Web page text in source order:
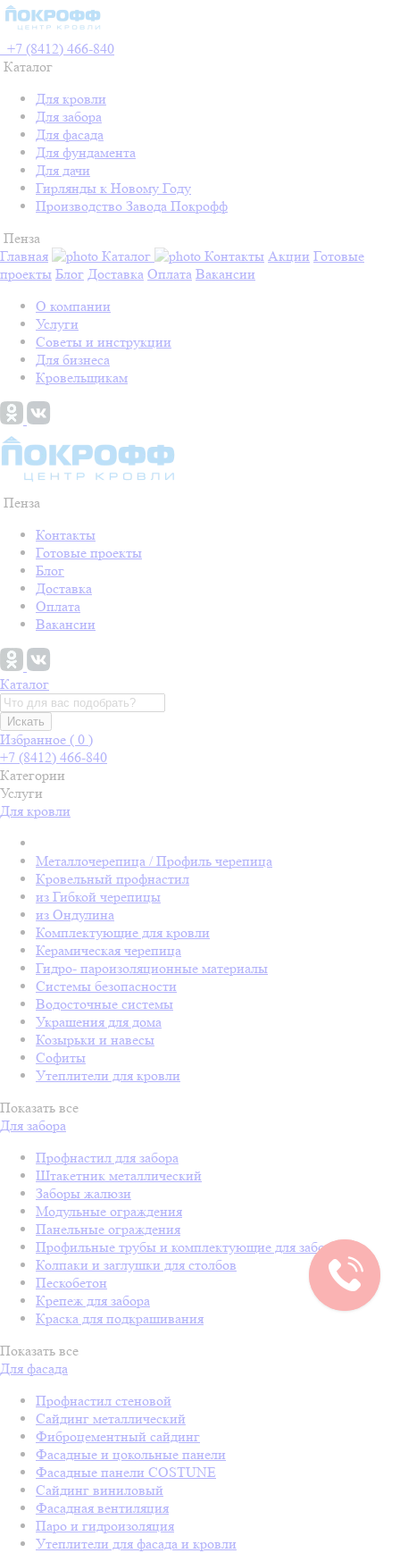
+7 (8412) 466-840
Каталог
Для кровли
Для забора
Для фасада
Для фундамента
Для дачи
Гирлянды к Новому Году
Производство Завода Покрофф
Пенза
Главная
Каталог Контакты Акции Готовые
проекты Блог Доставка Оплата Вакансии
О компании
Услуги
Советы и инструкции
Для бизнеса
Кровельщикам
Пенза
Контакты
Готовые проекты
Блог
Доставка
Оплата
Вакансии
Каталог
Искать
Избранное ( 0 )
+7 (8412) 466-840
Категории
Услуги
Для кровли
Металлочерепица / Профиль черепица
Кровельный профнастил
из Гибкой черепицы
из Ондулина
Комплектующие для кровли
Керамическая черепица
Гидро- пароизоляционные материалы
Системы безопасности
Водосточные системы
Украшения для дома
Козырьки и навесы
Софиты
Утеплители для кровли
Показать все
Для забора
Профнастил для забора
Штакетник металлический
Заборы жалюзи
Модульные ограждения
Панельные ограждения
Профильные трубы и комплектующие для забора
Колпаки и заглушки для столбов
Пескобетон
Крепеж для забора
Краска для подкрашивания
Показать все
Для фасада
Профнастил стеновой
Сайдинг металлический
Фиброцементный сайдинг
Фасадные и цокольные панели
Фасадные панели COSTUNE
Сайдинг виниловый
Фасадная вентиляция
Паро и гидроизоляция
Утеплители для фасада и кровли